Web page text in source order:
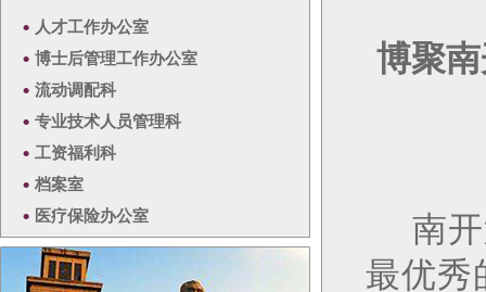
• 人才工作办公室
• 博士后管理工作办公室
• 流动调配科
• 专业技术人员管理科
• 工资福利科
• 档案室
• 医疗保险办公室
博聚
南
最优秀